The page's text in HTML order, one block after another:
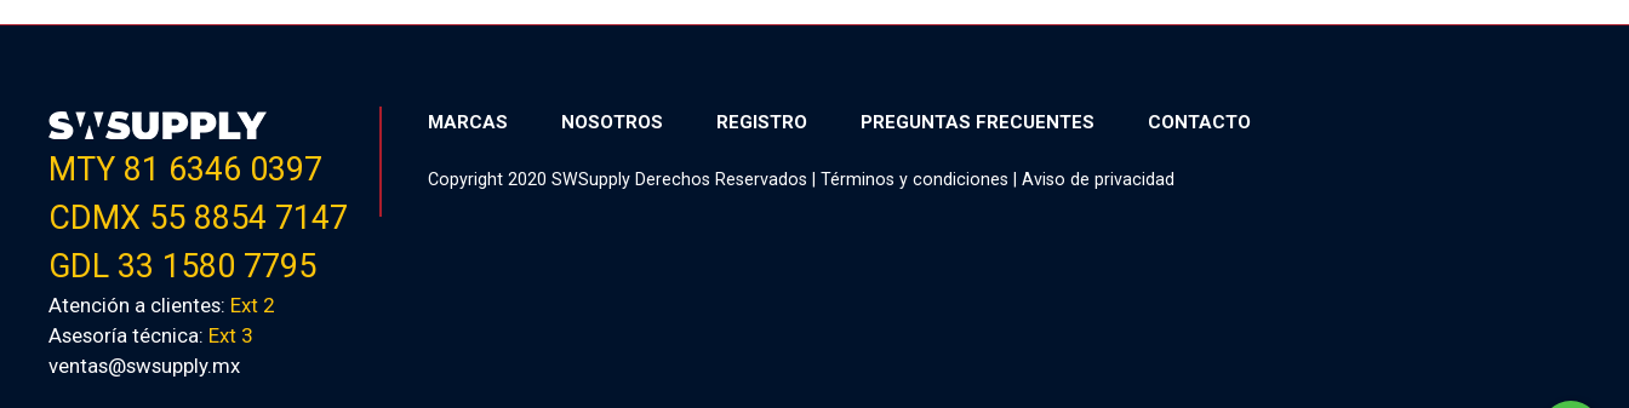
MTY 81 6346 0397
CDMX 55 8854 7147
GDL 33 1580 7795
Atención a clientes: Ext 2
Asesoría técnica: Ext 3
ventas@swsupply.mx
MARCAS NOSOTROS REGISTRO PREGUNTAS FRECUENTES CONTACTO
Copyright 2020 SWSupply Derechos Reservados |Términos y condiciones |Aviso de privacidad